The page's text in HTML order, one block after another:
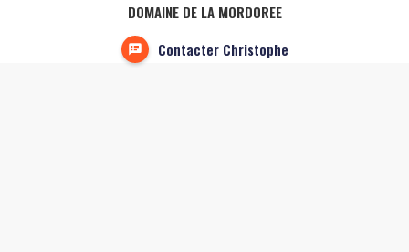
DOMAINE DE LA MORDOREE
Contacter Christophe